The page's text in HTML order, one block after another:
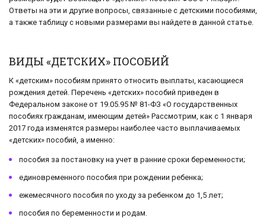
Ответы на эти и другие вопросы, связанные с детскими пособиями,
а также таблицу с новыми размерами вы найдете в данной статье.
ВИДЫ «ДЕТСКИХ» ПОСОБИЙ
К «детским» пособиям принято относить выплаты, касающиеся
рождения детей. Перечень «детских» пособий приведен в
Федеральном законе от 19.05.95 № 81-ФЗ «О государственных
пособиях гражданам, имеющим детей» Рассмотрим, как с 1 января
2017 года изменятся размеры наиболее часто выплачиваемых
«детских» пособий, а именно:
пособия за постановку на учет в ранние сроки беременности;
единовременного пособия при рождении ребенка;
ежемесячного пособия по уходу за ребенком до 1,5 лет;
пособия по беременности и родам.